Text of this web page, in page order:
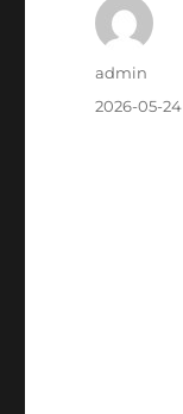
作
admin
發
2026-05-24